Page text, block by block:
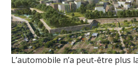
L’automobile n’a peut-être plus